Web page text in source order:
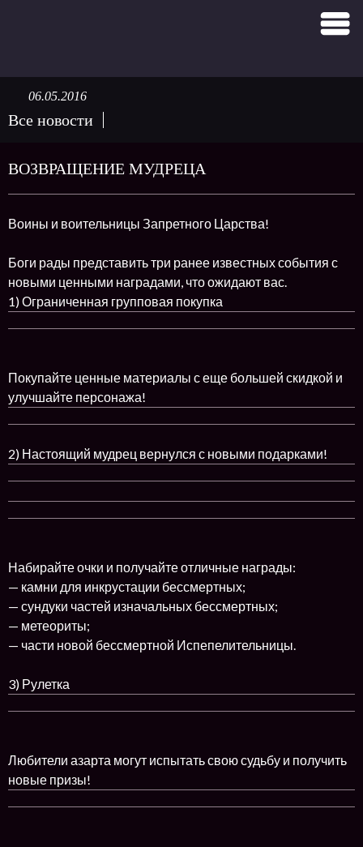
Все новости
06.05.2016
ВОЗВРАЩЕНИЕ МУДРЕЦА
Воины и воительницы Запретного Царства!
Боги рады представить три ранее известных события с
новыми ценными наградами, что ожидают вас.
1) Ограниченная групповая покупка
Покупайте ценные материалы с еще большей скидкой и
улучшайте персонажа!
2) Настоящий мудрец вернулся с новыми подарками!
Набирайте очки и получайте отличные награды:
— камни для инкрустации бессмертных;
— сундуки частей изначальных бессмертных;
— метеориты;
— части новой бессмертной Испепелительницы.
3) Рулетка
Любители азарта могут испытать свою судьбу и получить
новые призы!